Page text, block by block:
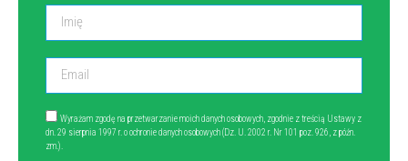
Wyrażam zgodę na przetwarzanie moich danych osobowych, zgodnie z treścią Ustawy z
dn. 29 sierpnia 1997 r. o ochronie danych osobowych (Dz. U. 2002 r. Nr 101 poz. 926, z późn.
zm.).